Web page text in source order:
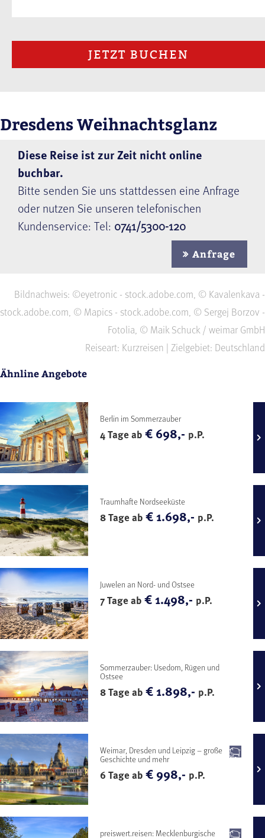
JETZT BUCHEN
Dresdens Weihnachtsglanz
Diese Reise ist zur Zeit nicht online
buchbar.
Bitte senden Sie uns stattdessen eine Anfrage
oder nutzen Sie unseren telefonischen
Kundenservice: Tel: 0741/5300-120
Anfrage
Bildnachweis: ©eyetronic - stock.adobe.com, © Kavalenkava -
stock.adobe.com, © Mapics - stock.adobe.com, © Sergej Borzov -
Fotolia, © Maik Schuck / weimar GmbH
Reiseart: Kurzreisen | Zielgebiet: Deutschland
Ähnline Angebote
Berlin im Sommerzauber
4 Tage ab€ 698,- p.P.
Traumhafte Nordseeküste
8 Tage ab€ 1.698,- p.P.
Juwelen an Nord- und Ostsee
7 Tage ab€ 1.498,- p.P.
Sommerzauber: Usedom, Rügen und
Ostsee
8 Tage ab€ 1.898,- p.P.
Weimar, Dresden und Leipzig – große
Geschichte und mehr
6 Tage ab€ 998,- p.P.
preiswert.reisen: Mecklenburgische